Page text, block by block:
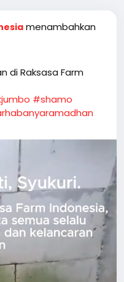
menambahkan
di Raksasa Farm
#shamo